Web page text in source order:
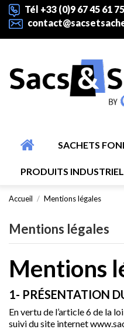
Tél +33 (0)9 67 45 61
SACHETS
PRODUITS
Accueil Mentions légales
Mentions légales
Mentions
1- PRÉSENTATION
En vertu de l’article 6 de la
suivi du site internet